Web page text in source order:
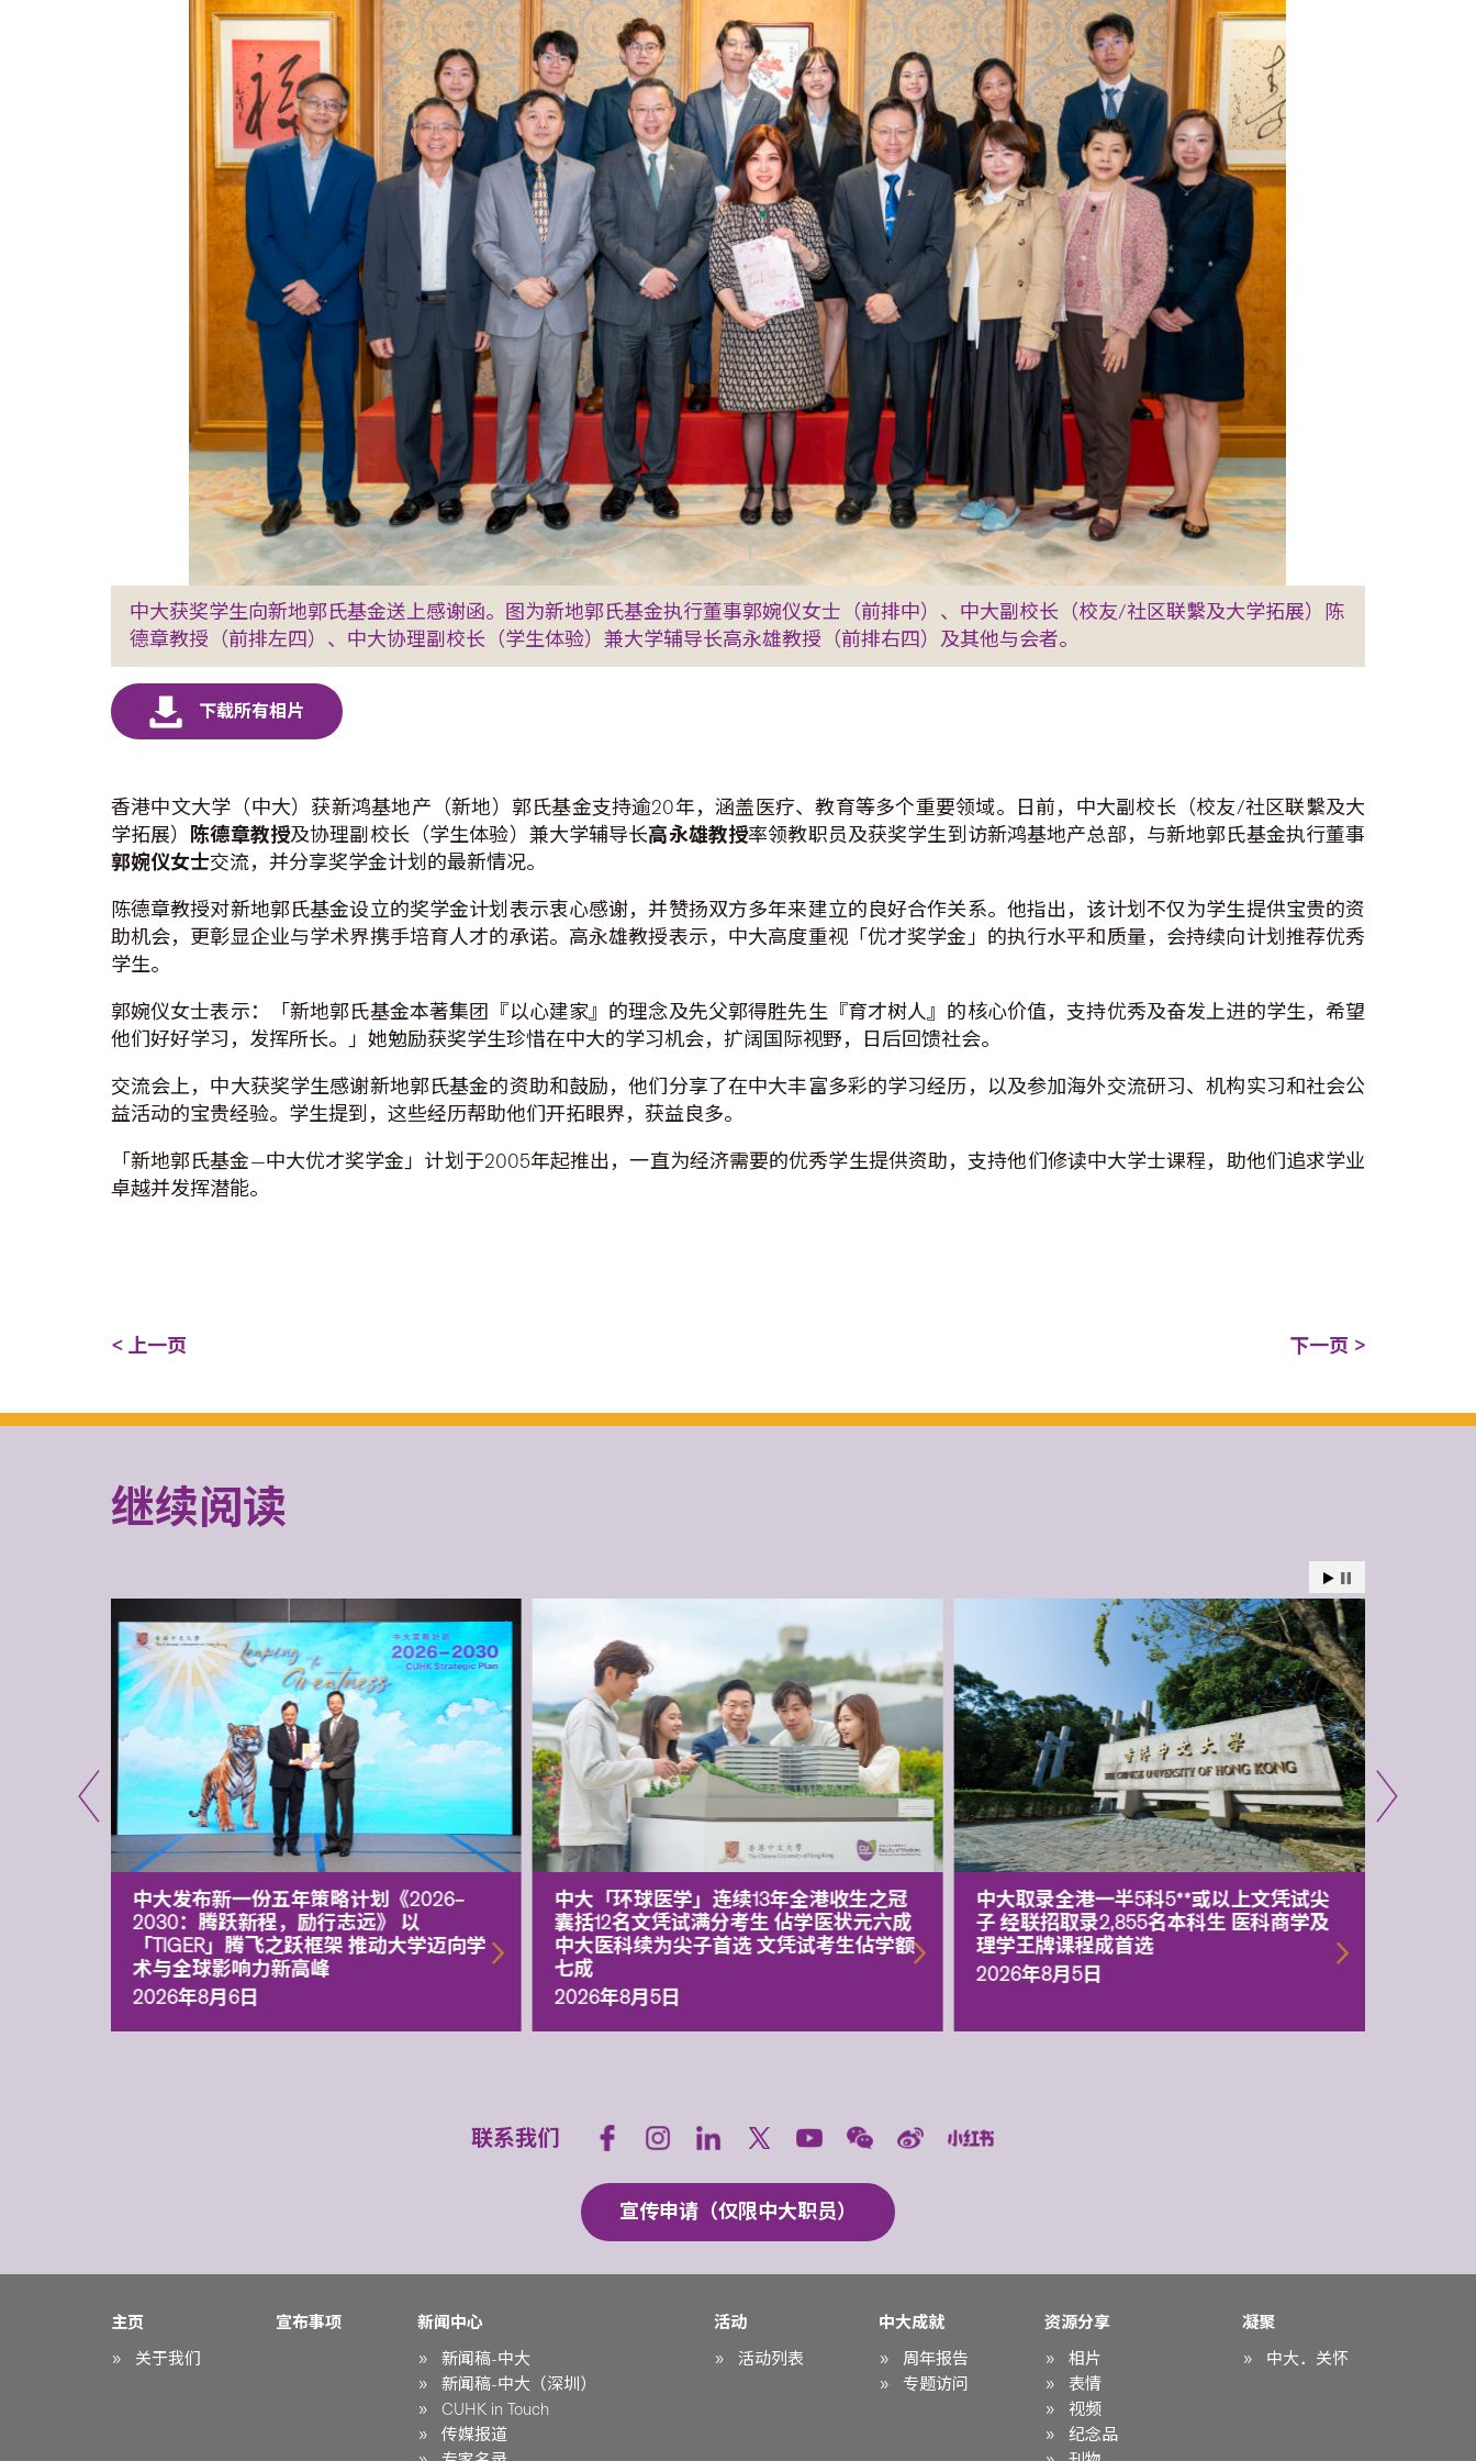
中大获奖学生向新地郭氏基金送上感谢函。图为新地郭氏基金执行董事郭婉仪女士（前排中）、中大副校长（校友/社区联繫及大学拓展）陈
德章教授（前排左四）、中大协理副校长（学生体验）兼大学辅导长高永雄教授（前排右四）及其他与会者。
香港中文大学（中大）获新鸿基地产（新地）郭氏基金支持逾20年，涵盖医疗、教育等多个重要领域。日前，中大副校长（校友/社区联繫及大
学拓展）
陈德章教授及协理副校长（学生体验）兼大学辅导长高永雄教授率领教职员及获奖学生到访新鸿基地产总部，与新地郭氏基金执行董事
郭婉仪女士交流，并分享奖学金计划的最新情况。
陈德章教授对新地郭氏基金设立的奖学金计划表示衷心感谢，并赞扬双方多年来建立的良好合作关系。他指出，该计划不仅为学生提供宝贵的资
助机会，更彰显企业与学术界携手培育人才的承诺。高永雄教授表示，中大高度重视「优才奖学金」的执行水平和质量，会持续向计划推荐优秀
学生。
郭婉仪女士表示：「新地郭氏基金本著集团『以心建家』的理念及先父郭得胜先生『育才树人』的核心价值，支持优秀及奋发上进的学生，希望
他们好好学习，发挥所长。」她勉励获奖学生珍惜在中大的学习机会，扩阔国际视野，日后回馈社会。
交流会上，中大获奖学生感谢新地郭氏基金的资助和鼓励，他们分享了在中大丰富多彩的学习经历，以及参加海外交流研习、机构实习和社会公
益活动的宝贵经验。学生提到，这些经历帮助他们开拓眼界，获益良多。
「新地郭氏基金—中大优才奖学金」计划于2005年起推出，一直为经济需要的优秀学生提供资助，支持他们修读中大学士课程，助他们追求学业
卓越并发挥潜能。
< 上一页 下一页 >
继续阅读
中大发布新一份五年策略计划《2026‒
2030：腾跃新程，励行志远》 以
「TIGER」腾飞之跃框架 推动大学迈向学
术与全球影响力新高峰
2026年8月6日
中大「环球医学」连续13年全港收生之冠
囊括12名文凭试满分考生 佔学医状元六成
中大医科续为尖子首选 文凭试考生佔学额
七成
2026年8月5日
中大取录全港一半5科5**或以上文凭试尖
子 经联招取录2,855名本科生 医科商学及
理学王牌课程成首选
2026年8月5日
联系我们
宣传申请（仅限中大职员）
主页
关于我们
宣布事项
新闻中心
新闻稿-中大
新闻稿-中大（深圳）
CUHK in Touch
传媒报道
活动
活动列表
中大成就
周年报告
专题访问
资源分享
相片
表情
视频
纪念品
凝聚
中大．关怀